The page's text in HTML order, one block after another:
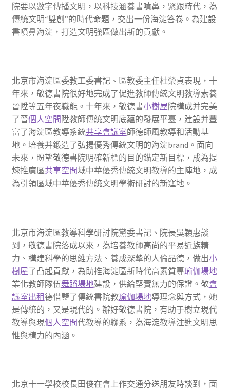
院要以數字傳播文明，以科技涵養書噴鼻，緊跟時代，為
傳統文明“雙創”的時代命題，交出一份海淀答卷。為建設
書噴鼻海淀，打造文明強區做出新的貢獻。
北京市海淀區委教工委書記、區教委主任杜榮貞表現，十
年來，敬德書院很好地完成了促進教師傳統文明教導素養
晉陞等五年夜職能。十年來，敬德書小樹屋院構成并完美
了晉個人空間 陞教師傳統文明底蘊的發展平臺，建設并豐
富了海淀區教導系統共享會議室師德師風教導和活動基
地。培養并鍛造了弘揚優秀傳統文明的海淀brand。面向
未來，盼望敬德書院明確新標的目的錨定新目標，成為提
煉推廣區共享空間域中華優秀傳統文明教導的主陣地，成
為引領區域中華優秀傳統文明學術研討的新窪地。
北京市海淀區教導科學研討院黨委書記、院長吳穎惠談
到，敬德書院落成以來，為培養教師高尚的平易近族精
力、構建科學的思維方法、養成深摯的人倫品德，做出小
樹屋了凸起貢獻，為助推海淀區新時代高素質專瑜伽場地
業化教師隊伍舞蹈場地建設，供給堅實無力的保證。敬會
議室出租德借鑒了傳統書院教瑜伽場地導理念與方式，她
是傳統的，又是現代的。辦好敬德書院，有助于樹立現代
教導與現個人空間代教導的聯系，為海淀教導注進文明思
惟與精力的內涵。
北京十一學校校長田俊在會上作交通分送朋友時談到，面